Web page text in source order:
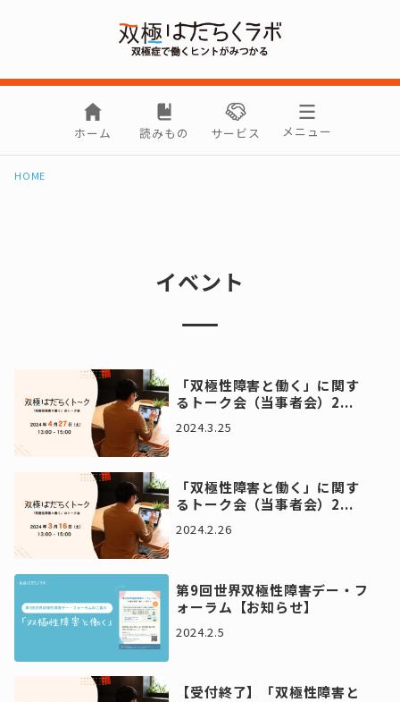
ホーム 読みもの サービス メニュー
HOME
イベント
「双極性障害と働く」に関す
るトーク会（当事者会）2...
2024.3.25
「双極性障害と働く」に関す
るトーク会（当事者会）2...
2024.2.26
第9回世界双極性障害デー・フ
ォーラム【お知らせ】
2024.2.5
【受付終了】「双極性障害と